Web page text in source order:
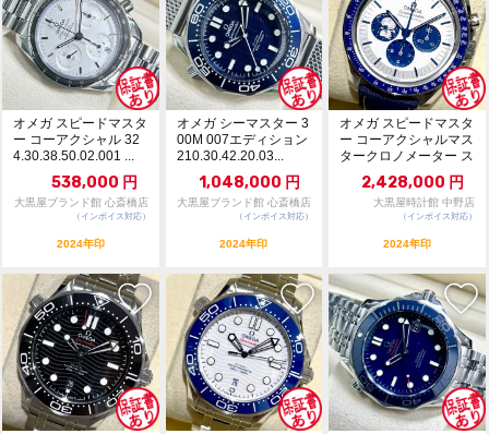
オメガ スピードマスタ
ー コーアクシャル 32
4.30.38.50.02.001 ...
538,000 円
大黒屋ブランド館 心斎橋店
（インボイス対応）
2024年印
オメガ シーマスター 3
00M 007エディション
210.30.42.20.03...
1,048,000 円
大黒屋ブランド館 心斎橋店
（インボイス対応）
2024年印
オメガ スピードマスタ
ー コーアクシャルマス
タークロノメーター ス
ヌーピーアワード...
2,428,000 円
大黒屋時計館 中野店
（インボイス対応）
2024年印